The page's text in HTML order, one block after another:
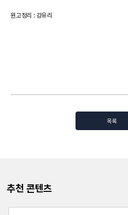
원고정리 : 강유리
목록
추천 콘텐츠